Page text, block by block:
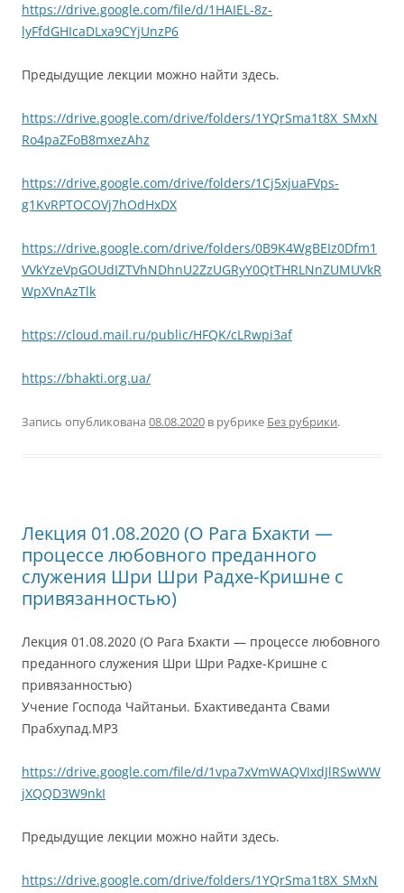
https://drive.google.com/file/d/1HAIEL-8z-
lyFfdGHIcaDLxa9CYjUnzP6
Предыдущие лекции можно найти здесь.
https://drive.google.com/drive/folders/1YQrSma1t8X_SMxN
Ro4paZFoB8mxezAhz
https://drive.google.com/drive/folders/1Cj5xjuaFVps-
g1KvRPTOCOVj7hOdHxDX
https://drive.google.com/drive/folders/0B9K4WgBEIz0Dfm1
VVkYzeVpGOUdIZTVhNDhnU2ZzUGRyY0QtTHRLNnZUMUVkR
WpXVnAzTlk
https://cloud.mail.ru/public/HFQK/cLRwpi3af
https://bhakti.org.ua/
Запись опубликована 08.08.2020 в рубрике Без рубрики.
Лекция 01.08.2020 (О Рага Бхакти —
процессе любовного преданного
служения Шри Шри Радхе-Кришне с
привязанностью)
Лекция 01.08.2020 (О Рага Бхакти — процессе любовного
преданного служения Шри Шри Радхе-Кришне с
привязанностью)
Учение Господа Чайтаньи. Бхактиведанта Свами
Прабхупад.MP3
https://drive.google.com/file/d/1vpa7xVmWAQVIxdJlRSwWW
jXQQD3W9nkI
Предыдущие лекции можно найти здесь.
https://drive.google.com/drive/folders/1YQrSma1t8X_SMxN